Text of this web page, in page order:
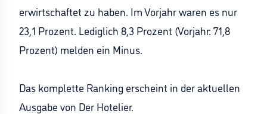
erwirtschaftet zu haben. Im Vorjahr waren es nur
23,1 Prozent. Lediglich 8,3 Prozent (Vorjahr: 71,8
Prozent) melden ein Minus.
Das komplette Ranking erscheint in der aktuellen
Ausgabe von Der Hotelier.